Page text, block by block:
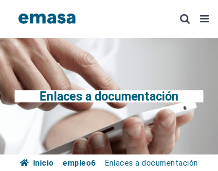
Enlaces a documentación
Inicio empleo6 Enlaces a documentación